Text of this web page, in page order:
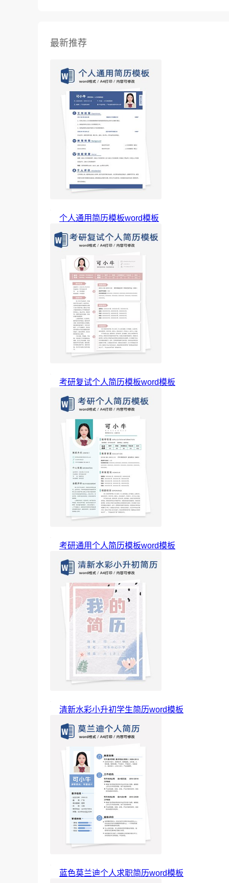
最新推荐
个人通用简历模板word模板
考研复试个人简历模板word模板
考研通用个人简历模板word模板
清新水彩小升初学生简历word模板
蓝色莫兰迪个人求职简历word模板